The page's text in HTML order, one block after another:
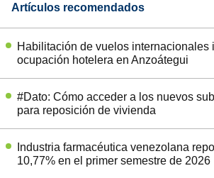
Artículos recomendados
Habilitación de vuelos internacionales
ocupación hotelera en Anzoátegui
#Dato: Cómo acceder a los nuevos
para reposición de vivienda
Industria farmacéutica venezolana
10,77% en el primer semestre de 2026